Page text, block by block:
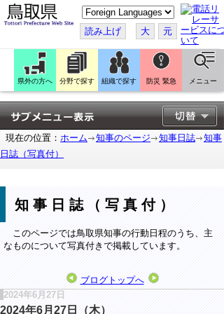
こ
の
ペ
ー
ジ
翻
訳
す
る
読み上げ 大 元
県外の方へ 分野で探す 組織で探す 防災 緊急 メニュー
現在の位置： ホーム 知事のページ 知事日誌
知事
日誌（写真付）
知事日誌（写真付）
このページでは鳥取県知事の行動日程のうち、主
なものについて写真付きで掲載しています。
ブログトップへ
2024年6月27日
2024年6月27日（木）